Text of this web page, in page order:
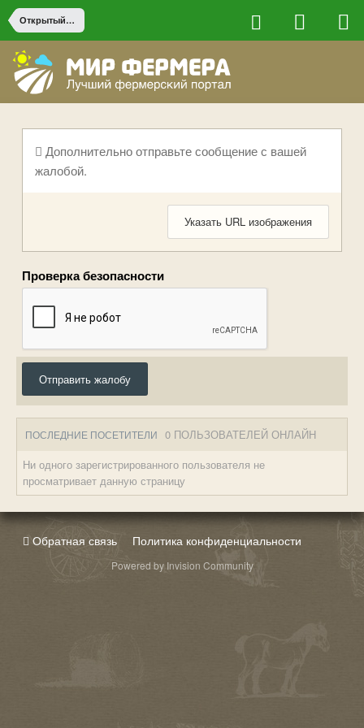
Открытый грунт
Дополнительно отправьте сообщение с вашей
жалобой.
Указать URL изображения
Проверка безопасности
Отправить жалобу
ПОСЛЕДНИЕ ПОСЕТИТЕЛИ 0 ПОЛЬЗОВАТЕЛЕЙ ОНЛАЙН
Ни одного зарегистрированного пользователя не
просматривает данную страницу
Обратная связь Политика конфиденциальности
Powered by Invision Community